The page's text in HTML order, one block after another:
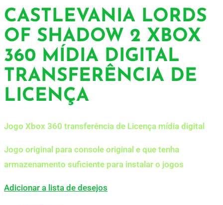
CASTLEVANIA LORDS
OF SHADOW 2 XBOX
360 MÍDIA DIGITAL
TRANSFERÊNCIA DE
LICENÇA
Jogo Xbox 360 transferência de Licença mídia digital
Jogo original para console original e que tenha
armazenamento suficiente para instalar o jogos
Adicionar a lista de desejos